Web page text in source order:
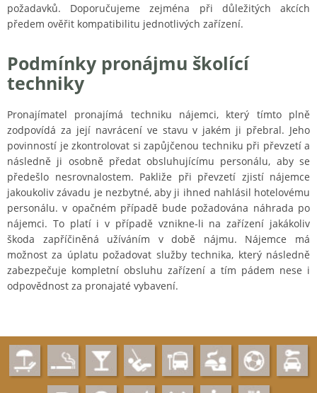
požadavků. Doporučujeme zejména při důležitých akcích
předem ověřit kompatibilitu jednotlivých zařízení.
Podmínky pronájmu školící
techniky
Pronajímatel pronajímá techniku nájemci, který tímto plně
zodpovídá za její navrácení ve stavu v jakém ji přebral. Jeho
povinností je zkontrolovat si zapůjčenou techniku při převzetí a
následně ji osobně předat obsluhujícímu personálu, aby se
předešlo nesrovnalostem. Pakliže při převzetí zjistí nájemce
jakoukoliv závadu je nezbytné, aby ji ihned nahlásil hotelovému
personálu. v opačném případě bude požadována náhrada po
nájemci. To platí i v případě vznikne-li na zařízení jakákoliv
škoda zapříčiněná užíváním v době nájmu. Nájemce má
možnost za úplatu požadovat služby technika, který následně
zabezpečuje kompletní obsluhu zařízení a tím pádem nese i
odpovědnost za pronajaté vybavení.